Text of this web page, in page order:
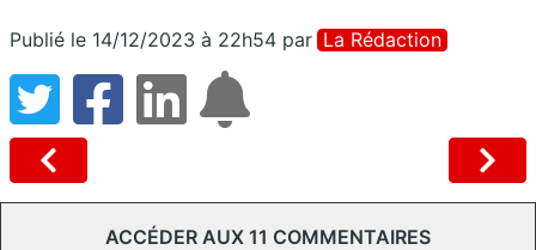
Publié le 14/12/2023 à 22h54 par La Rédaction
ACCÉDER AUX 11 COMMENTAIRES